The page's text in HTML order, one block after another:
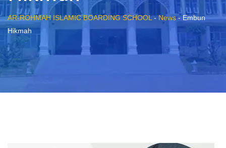
AR-ROHMAH ISLAMIC BOARDING SCHOOL-News- Embun
Hikmah